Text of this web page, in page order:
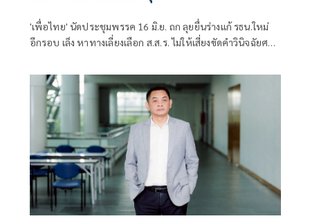
'เพื่อไทย' นัดประชุมพรรค 16 มิ.ย. ถก ลุยยื่นร่างแก้ รธน.ใหม่
อีกรอบ เล็ง หาทางเลี่ยงเลือก ส.ส.ร. ไม่ให้เสี่ยงขัดคำวินิจฉัยศาล
พร้อมร่วมสนับสนุน